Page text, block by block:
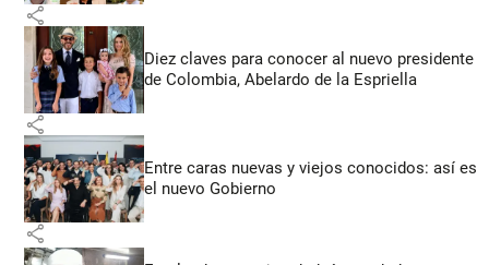
share
Diez claves para conocer al nuevo presidente
de Colombia, Abelardo de la Espriella
share
Entre caras nuevas y viejos conocidos: así es
el nuevo Gobierno
share